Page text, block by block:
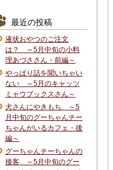
最近の投稿
液状おやつのご注文
は？ ～5月中旬の小料
理あづささん・前編～
やっぱり話を聞いちゃい
ない ～5月のキャッツ
ミャウブックスさん～
犬さんにやきもち ～5
月中旬のグーちゃんチー
ちゃんがいるカフェ・後
編～
グーちゃんチーちゃんの
接客 ～5月中旬のグー